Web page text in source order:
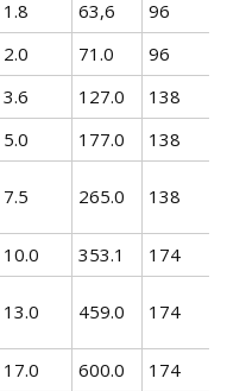
1.8 63,6 96
2.0 71.0 96
3.6 127.0 138
5.0 177.0 138
7.5 265.0 138
10.0 353.1 174
13.0 459.0 174
17.0 600.0 174